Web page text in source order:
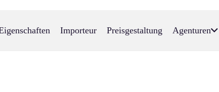
Importeur Preisgestaltung Agenturen